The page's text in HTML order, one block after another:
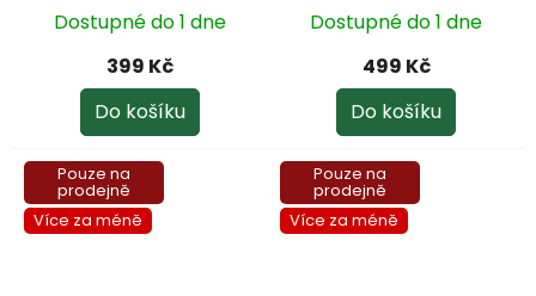
Dostupné do 1 dne
399 Kč
Do košíku
dávek 300 g
Dostupné do 1 dne
499 Kč
Do košíku
Pouze na
prodejně
Více za méně
Pouze na
prodejně
Více za méně